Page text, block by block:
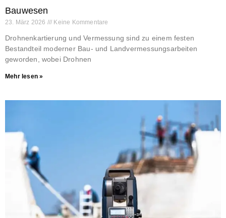
Bauwesen
23. März 2026 Keine Kommentare
Drohnenkartierung und Vermessung sind zu einem festen
Bestandteil moderner Bau- und Landvermessungsarbeiten
geworden, wobei Drohnen
Mehr lesen »